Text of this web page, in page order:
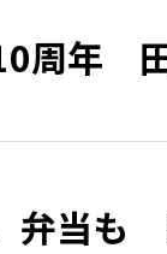
周年
弁当も